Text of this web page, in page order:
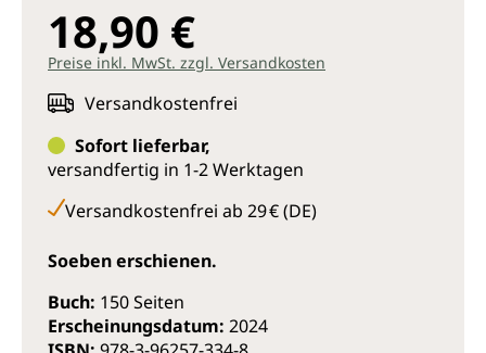
Demenz, Diabetes und Schilddrüsenerkrankungen
wird die »Königin des Ayurveda« empfohlen.
Dieses Buch bietet viele wertvolle, auf
wissenschaftlichen Erkenntnissen basierende Tipps
Schönheitspflege und bei zahlreichen Beschwerden
angewendet werden kann: für ein ausgeglichenes
und gesundes Leben mit mehr Ruhe, Entspannung
und Vitalität.
18,90 €
Preise inkl. MwSt. zzgl. Versandkosten
Versandkostenfrei
Sofort lieferbar,
versandfertig in 1-2 Werktagen
Versandkostenfrei ab 29 € (DE)
Soeben erschienen.
Buch: 150 Seiten
Erscheinungsdatum: 2024